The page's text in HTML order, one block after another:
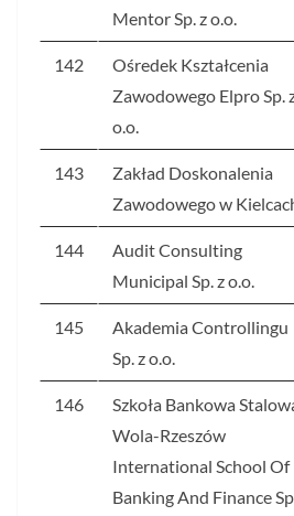
Mentor Sp. z o.o.
142
Ośredek Kształcenia
Zawodowego Elpro Sp.
o.o.
143
Zakład Doskonalenia
Zawodowego w
144
Audit Consulting
Municipal Sp. z o.o.
145
Akademia Controllingu
Sp. z o.o.
146
Szkoła Bankowa
Wola-Rzeszów
International School Of
Banking And Finance